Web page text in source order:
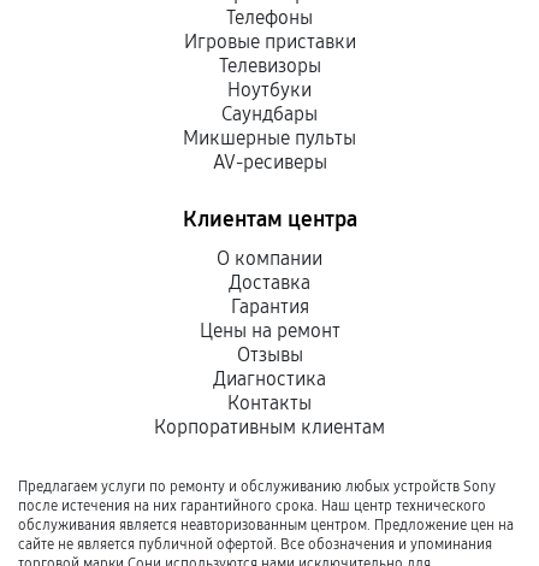
Телефоны
Игровые приставки
Телевизоры
Ноутбуки
Саундбары
Микшерные пульты
AV-ресиверы
Клиентам центра
О компании
Доставка
Гарантия
Цены на ремонт
Отзывы
Диагностика
Контакты
Корпоративным клиентам
Предлагаем услуги по ремонту и обслуживанию любых устройств Sony
после истечения на них гарантийного срока. Наш центр технического
обслуживания является неавторизованным центром. Предложение цен на
сайте не является публичной офертой. Все обозначения и упоминания